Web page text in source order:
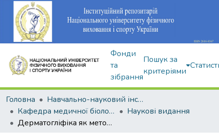
Фонди
та
зібрання
Пошук за
критеріями
Головна
Навчально-науковий інститут здоров'я, реабілітації та фізичного виховання
Кафедра медичної біології та спортивної дієтології
Наукові видання
Дерматогліфіка як метод відбору спортсменів, що спеціалізуються у веслувальному слаломі